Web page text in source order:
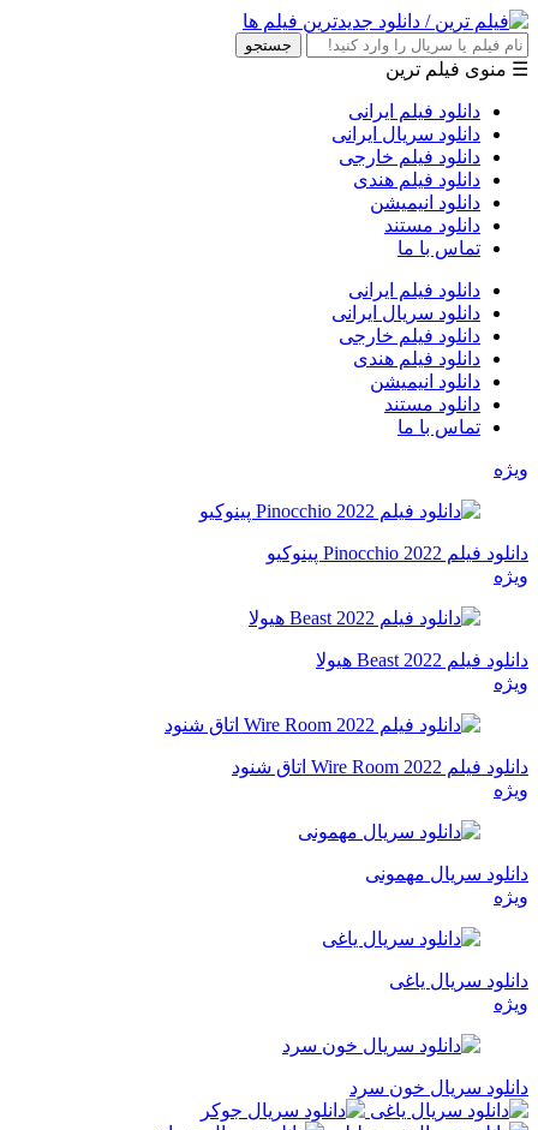
جستجو
☰ منوی فیلم ترین
دانلود فیلم ایرانی
دانلود سریال ایرانی
دانلود فیلم خارجی
دانلود فیلم هندی
دانلود انیمیشن
دانلود مستند
تماس با ما
دانلود فیلم ایرانی
دانلود سریال ایرانی
دانلود فیلم خارجی
دانلود فیلم هندی
دانلود انیمیشن
دانلود مستند
تماس با ما
ویژه
دانلود فیلم Pinocchio 2022 پینوکیو
ویژه
دانلود فیلم Beast 2022 هیولا
ویژه
دانلود فیلم Wire Room 2022 اتاق شنود
ویژه
دانلود سریال مهمونی
ویژه
دانلود سریال یاغی
ویژه
دانلود سریال خون سرد